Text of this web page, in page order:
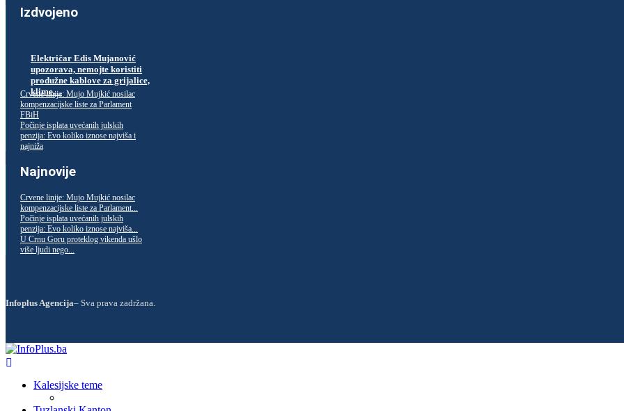
Izdvojeno
Električar Edis Mujanović
upozorava, nemojte koristiti
produžne kablove za grijalice,
klime…
Crvene linije: Mujo Mujkić nosilac
kompenzacijske liste za Parlament
FBiH
Počinje isplata uvećanih julskih
penzija: Evo koliko iznose najviša i
najniža
Najnovije
Crvene linije: Mujo Mujkić nosilac
kompenzacijske liste za Parlament...
Počinje isplata uvećanih julskih
penzija: Evo koliko iznose najviša...
U Crnu Goru proteklog vikenda ušlo
više ljudi nego...
Infoplus Agencija– Sva prava zadržana.
Kalesijske teme